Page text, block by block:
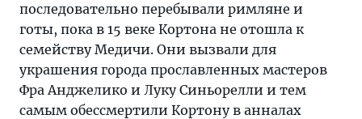
последовательно перебывали римляне и
готы, пока в 15 веке Кортона не отошла к
семейству Медичи. Они вызвали для
украшения города прославленных мастеров
Фра Анджелико и Луку Синьорелли и тем
самым обессмертили Кортону в анналах